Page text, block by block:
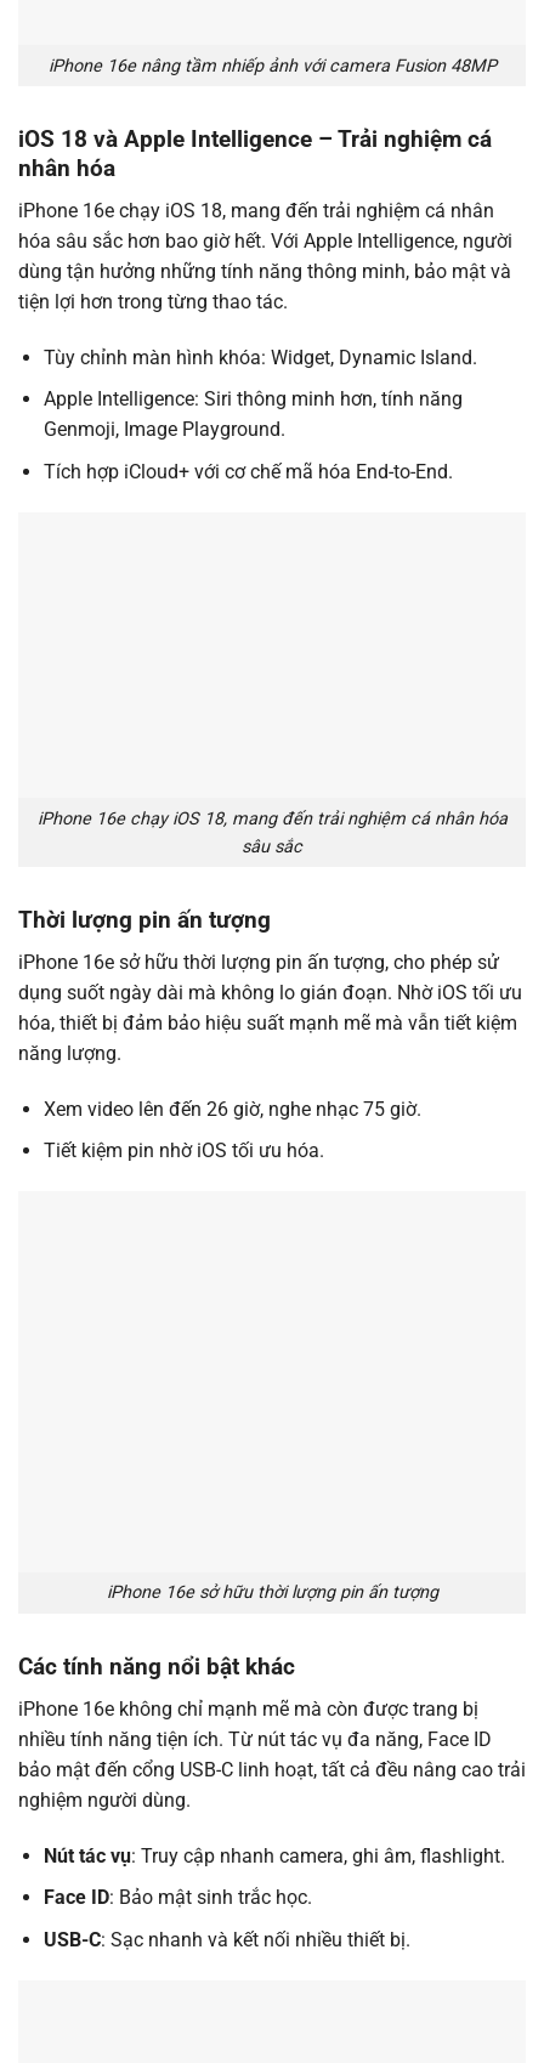
iPhone 16e nâng tầm nhiếp ảnh với camera Fusion 48MP
iOS 18 và Apple Intelligence – Trải nghiệm cá
nhân hóa
iPhone 16e chạy iOS 18, mang đến trải nghiệm cá nhân
hóa sâu sắc hơn bao giờ hết. Với Apple Intelligence, người
dùng tận hưởng những tính năng thông minh, bảo mật và
tiện lợi hơn trong từng thao tác.
Tùy chỉnh màn hình khóa: Widget, Dynamic Island.
Apple Intelligence: Siri thông minh hơn, tính năng
Genmoji, Image Playground.
Tích hợp iCloud+ với cơ chế mã hóa End-to-End.
iPhone 16e chạy iOS 18, mang đến trải nghiệm cá nhân hóa
sâu sắc
Thời lượng pin ấn tượng
iPhone 16e sở hữu thời lượng pin ấn tượng, cho phép sử
dụng suốt ngày dài mà không lo gián đoạn. Nhờ iOS tối ưu
hóa, thiết bị đảm bảo hiệu suất mạnh mẽ mà vẫn tiết kiệm
năng lượng.
Xem video lên đến 26 giờ, nghe nhạc 75 giờ.
Tiết kiệm pin nhờ iOS tối ưu hóa.
iPhone 16e sở hữu thời lượng pin ấn tượng
Các tính năng nổi bật khác
iPhone 16e không chỉ mạnh mẽ mà còn được trang bị
nhiều tính năng tiện ích. Từ nút tác vụ đa năng, Face ID
bảo mật đến cổng USB-C linh hoạt, tất cả đều nâng cao trải
nghiệm người dùng.
Nút tác vụ: Truy cập nhanh camera, ghi âm, flashlight.
Face ID: Bảo mật sinh trắc học.
USB-C: Sạc nhanh và kết nối nhiều thiết bị.